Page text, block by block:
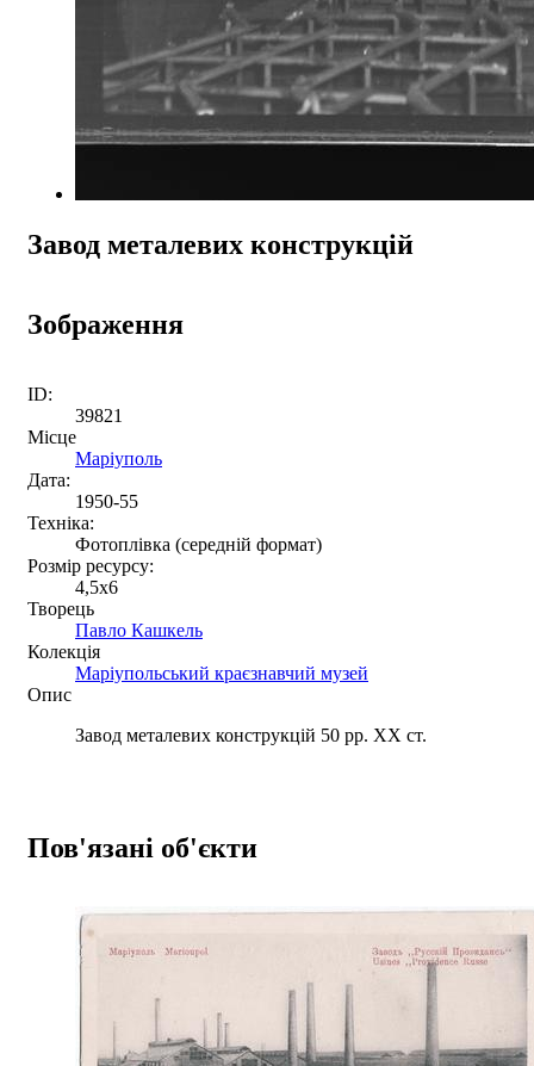
Завод металевих конструкцій
Зображення
ID:
39821
Місце
Маріуполь
Дата:
1950-55
Техніка:
Фотоплівка (середній формат)
Розмір ресурсу:
4,5x6
Творець
Павло Кашкель
Колекція
Маріупольський краєзнавчий музей
Опис
Завод металевих конструкцій 50 рр. ХХ ст.
Пов'язані об'єкти